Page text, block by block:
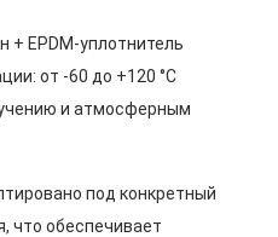
+ EPDM-уплотнитель
от -60 до +120 °C
и атмосферным
под конкретный
что обеспечивает